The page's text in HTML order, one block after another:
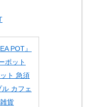
POT』
ポット
ト 急須
カフェ
貨